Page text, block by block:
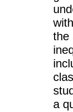
the
a